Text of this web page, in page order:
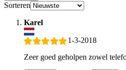
Sorteren
Karel
1-3-2018
Zeer goed geholpen zowel